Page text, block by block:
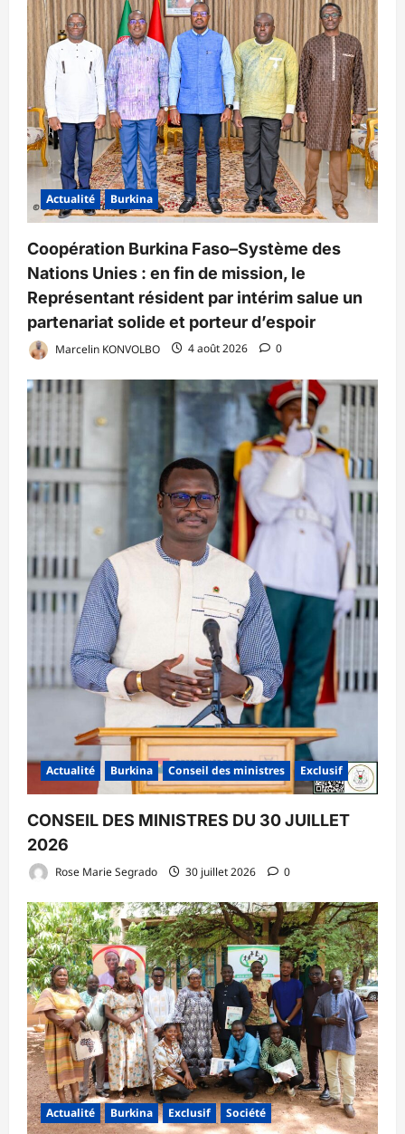
Actualité Burkina
Coopération Burkina Faso–Système des
Nations Unies : en fin de mission, le
Représentant résident par intérim salue un
partenariat solide et porteur d’espoir
Marcelin KONVOLBO 4 août 2026 0
Actualité Burkina Conseil des ministres Exclusif
CONSEIL DES MINISTRES DU 30 JUILLET
2026
Rose Marie Segrado 30 juillet 2026 0
Actualité Burkina Exclusif Société